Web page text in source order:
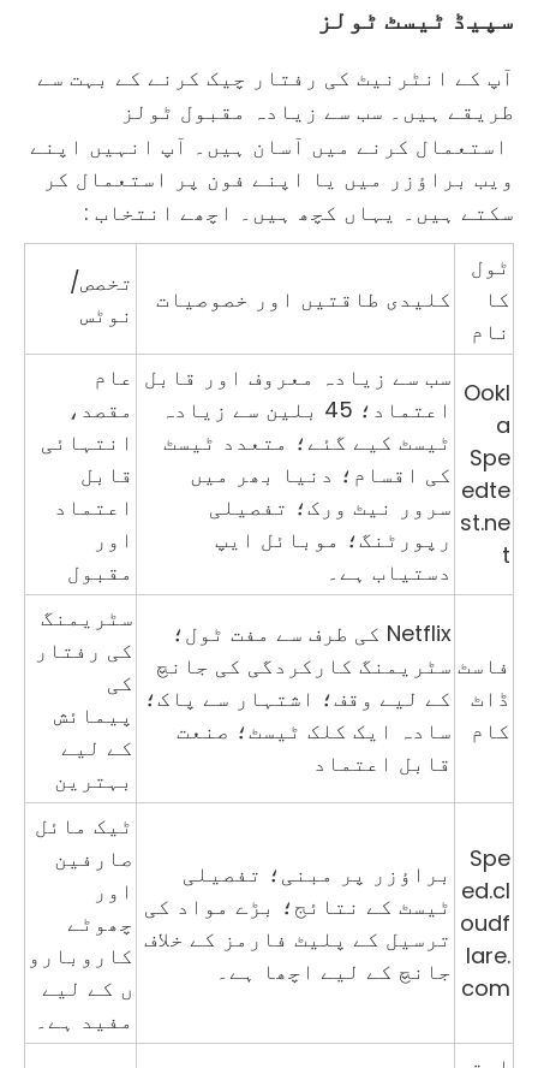
سپیڈ ٹیسٹ ٹولز
آپ کے انٹرنیٹ کی رفتار چیک کرنے کے بہت سے
طریقے ہیں۔ سب سے زیادہ مقبول ٹولز
استعمال کرنے میں آسان ہیں۔ آپ انہیں اپنے
ویب براؤزر میں یا اپنے فون پر استعمال کر
سکتے ہیں۔ یہاں کچھ ہیں۔ اچھے انتخاب :
ٹول
کا
نام
کلیدی طاقتیں اور خصوصیات
تخصص/
نوٹس
Ookl
a
Spe
edte
st.ne
t
سب سے زیادہ معروف اور قابل
اعتماد؛ 45 بلین سے زیادہ
ٹیسٹ کیے گئے؛ متعدد ٹیسٹ
کی اقسام؛ دنیا بھر میں
سرور نیٹ ورک؛ تفصیلی
رپورٹنگ؛ موبائل ایپ
دستیاب ہے۔
عام
مقصد،
انتہائی
قابل
اعتماد
اور
مقبول
فاسٹ
ڈاٹ
کام
Netflix کی طرف سے مفت ٹول؛
سٹریمنگ کارکردگی کی جانچ
کے لیے وقف؛ اشتہار سے پاک؛
سادہ ایک کلک ٹیسٹ؛ صنعت
قابل اعتماد
سٹریمنگ
کی رفتار
کی
پیمائش
کے لیے
بہترین
Spe
ed.cl
oudf
lare.
com
براؤزر پر مبنی؛ تفصیلی
ٹیسٹ کے نتائج؛ بڑے مواد کی
ترسیل کے پلیٹ فارمز کے خلاف
جانچ کے لیے اچھا ہے۔
ٹیک مائل
صارفین
اور
چھوٹے
کاروبارو
ں کے لیے
مفید ہے۔